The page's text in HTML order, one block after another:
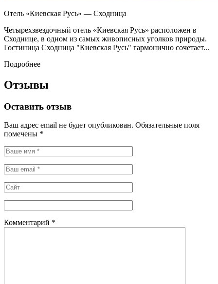
Отель «Киевская Русь» — Сходница
Четырехзвездочный отель «Киевская Русь» расположен в
Сходнице, в одном из самых живописных уголков природы.
Гостиница Сходница "Киевская Русь" гармонично сочетает...
Подробнее
Отзывы
Оставить отзыв
Ваш адрес email не будет опубликован. Обязательные поля
помечены *
Комментарий *